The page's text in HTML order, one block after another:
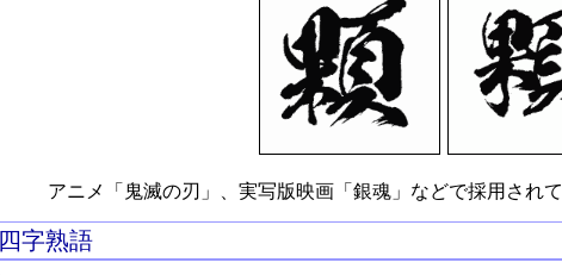
アニメ「鬼滅の刃」、実写版映画「銀魂」などで採用され
四字熟語